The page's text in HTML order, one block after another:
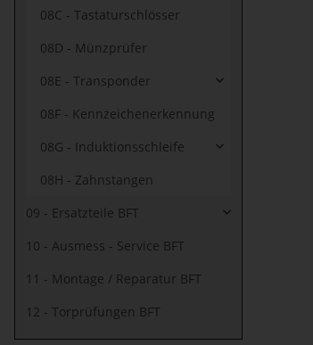
08C - Tastaturschlösser
08D - Münzprüfer
08E - Transponder
08F - Kennzeichenerkennung
08G - Induktionsschleife
08H - Zahnstangen
09 - Ersatzteile BFT
10 - Ausmess - Service BFT
11 - Montage / Reparatur BFT
12 - Torprüfungen BFT